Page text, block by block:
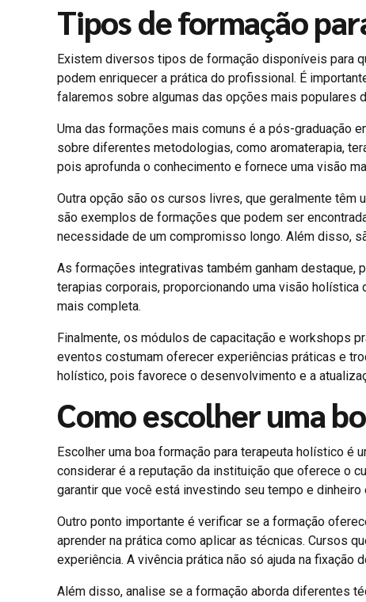
Tipos de formação
Existem diversos tipos de formação disponíveis para
podem enriquecer a prática do profissional. É
falaremos sobre algumas das opções mais populares
Uma das formações mais comuns é a pós-graduação
sobre diferentes metodologias, como aromaterapia,
pois aprofunda o conhecimento e fornece uma visão
Outra opção são os cursos livres, que geralmente têm
são exemplos de formações que podem ser
necessidade de um compromisso longo. Além disso,
As formações integrativas também ganham
terapias corporais, proporcionando uma visão
mais completa.
Finalmente, os módulos de capacitação e workshops
eventos costumam oferecer experiências práticas e
holístico, pois favorece o desenvolvimento e a
Como escolher uma
Escolher uma boa formação para terapeuta holístico é
considerar é a reputação da instituição que oferece o
garantir que você está investindo seu tempo e dinheiro
Outro ponto importante é verificar se a formação
aprender na prática como aplicar as técnicas. Cursos
experiência. A vivência prática não só ajuda na fixação
Além disso, analise se a formação aborda diferentes